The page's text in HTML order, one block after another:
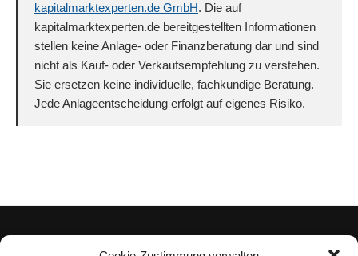
kapitalmarktexperten.de GmbH. Die auf
kapitalmarktexperten.de bereitgestellten Informationen
stellen keine Anlage- oder Finanzberatung dar und sind
nicht als Kauf- oder Verkaufsempfehlung zu verstehen.
Sie ersetzen keine individuelle, fachkundige Beratung.
Jede Anlageentscheidung erfolgt auf eigenes Risiko.